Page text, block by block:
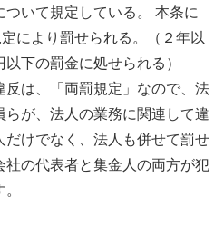
いて規定している。 本条に
により罰せられる。（２年以
下の罰金に処せられる）
は、「両罰規定」なので、法
らが、法人の業務に関連して違
けでなく、法人も併せて罰せ
社の代表者と集金人の両方が犯